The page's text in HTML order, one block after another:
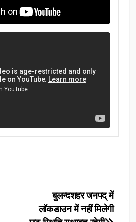
बुलन्दशहर जनपद् में
लॉकडाउन में नहीं मिलेगी